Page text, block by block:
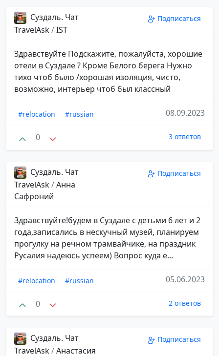
Суздаль. Чат
TravelAsk/IST
Подписаться
Здравствуйте Подскажите, пожалуйста, хорошие
отели в Суздале ? Кроме Белого берега Нужно
тихо чтоб было /хорошая изоляция, чисто,
возможно, интерьер чтоб был классный
#relocation #russian 08.09.2023
0 3 ответов
Суздаль. Чат
TravelAsk/Анна
Сафроний
Подписаться
Здравствуйте!будем в Суздале с детьми 6 лет и 2
года,записались в нескучный музей, планируем
прогулку на речном трамвайчике, на праздник
Русалия надеюсь успеем) Вопрос куда е...
#relocation #russian 05.06.2023
0 2 ответов
Суздаль. Чат
TravelAsk/Анастасия
Подписаться